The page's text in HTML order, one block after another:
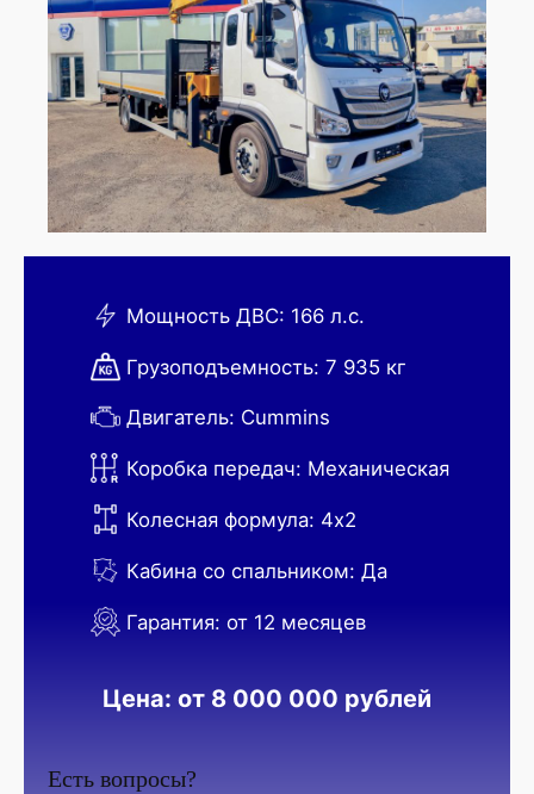
Мощность ДВС: 166 л.с.
Грузоподъемность: 7 935 кг
Двигатель: Cummins
Коробка передач: Механическая
Колесная формула: 4х2
Кабина со спальником: Да
Гарантия: от 12 месяцев
Цена: от 8 000 000 рублей
Есть вопросы?